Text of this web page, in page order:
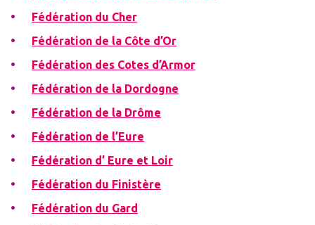
Fédération du Cher
Fédération de la Côte d’Or
Fédération des Cotes d’Armor
Fédération de la Dordogne
Fédération de la Drôme
Fédération de l’Eure
Fédération d’ Eure et Loir
Fédération du Finistère
Fédération du Gard